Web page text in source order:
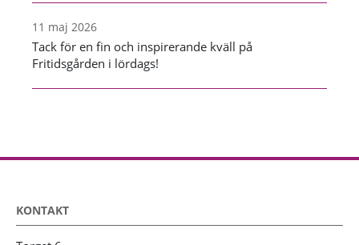
11 maj 2026
Tack för en fin och inspirerande kväll på
Fritidsgården i lördags!
KONTAKT